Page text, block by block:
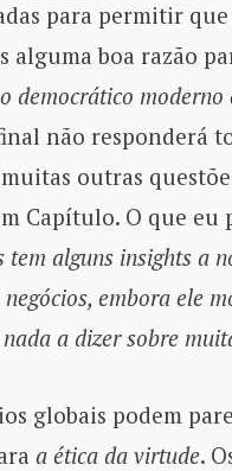
para permitir
alguma boa razão
democrático
não responderá
outras
Capítulo. O que
tem alguns insights a
embora ele
a dizer sobre
globais podem
a ética da virtude.